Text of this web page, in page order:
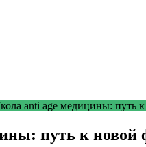
anti age медицины: путь
путь к новой